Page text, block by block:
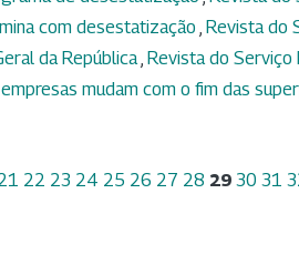
com desestatização , Revista do
da República, Revista do Serviço
mudam com o fim das
22 23 24 25 26 27 28 29 30 31